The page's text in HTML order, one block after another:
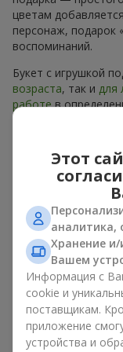
цветам
персонаж, подарок
воспоминаний.
Букет с игрушкой
возраста, так и для
работев
подчеркивает
человеку приятно.
разнообразные
чтобы сделать
Как
Букет с игрушкой —
решение. Такое
их обновлять в
попадает в поле
работают
Этот
аналитика,
Хранение
Вашем
Информация с
cookie и
поставщикам.
приложение
устройства и